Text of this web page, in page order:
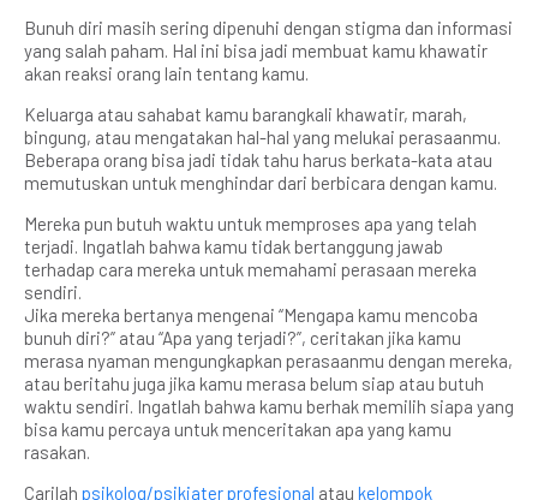
Bunuh diri masih sering dipenuhi dengan stigma dan informasi
yang salah paham. Hal ini bisa jadi membuat kamu khawatir
akan reaksi orang lain tentang kamu.
Keluarga atau sahabat kamu barangkali khawatir, marah,
bingung, atau mengatakan hal-hal yang melukai perasaanmu.
Beberapa orang bisa jadi tidak tahu harus berkata-kata atau
memutuskan untuk menghindar dari berbicara dengan kamu.
Mereka pun butuh waktu untuk memproses apa yang telah
terjadi. Ingatlah bahwa kamu tidak bertanggung jawab
terhadap cara mereka untuk memahami perasaan mereka
sendiri.
Jika mereka bertanya mengenai “Mengapa kamu mencoba
bunuh diri?” atau “Apa yang terjadi?”, ceritakan jika kamu
merasa nyaman mengungkapkan perasaanmu dengan mereka,
atau beritahu juga jika kamu merasa belum siap atau butuh
waktu sendiri. Ingatlah bahwa kamu berhak memilih siapa yang
bisa kamu percaya untuk menceritakan apa yang kamu
rasakan.
Carilah psikolog/psikiater profesional atau kelompok